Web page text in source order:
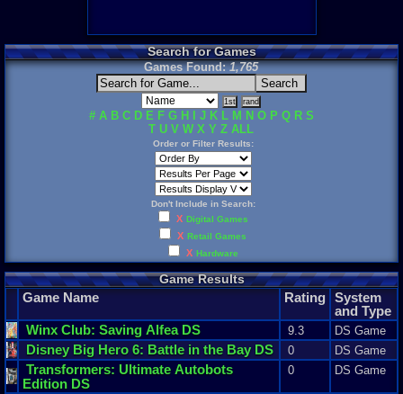
Search for Games
Games Found:1,765
# A B C D E F G H J K L M N O P Q R S
T U V W X Y Z ALL
Order or Filter Results:
Don't Include in Search:
X Digital Games
X Retail Games
X Hardware
Game Results
Game Name Rating System
and Type
Winx Club: Saving AlfeaDS 9.3 DS Game
Disney Big Hero 6: Battle in the Bay DS 0 DS Game
Transformers: Ultimate Autobots
Edition DS
0 DS Game